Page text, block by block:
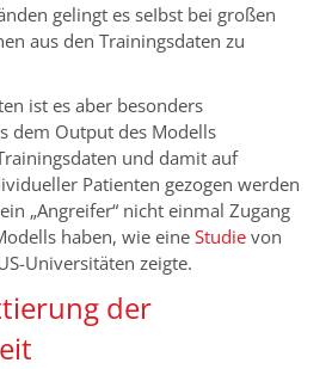
gelingt es seIbst bei großen
aus den Trainingsdaten zu
ist es aber besonders
dem Output des Modells
und damit auf
Patienten gezogen werden
„Angreifer“ nicht einmal Zugang
haben, wie eine Studie von
Universitäten zeigte.
der